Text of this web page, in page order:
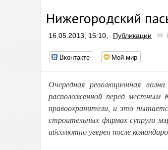
Нижегородский
16.05.2013, 15:10, Публикации
Вконтакте Мой мир
Очередная революционная
расположенной перед местным
правоохранители, и это
строительных фирмах супруги
абсолютно уверен после